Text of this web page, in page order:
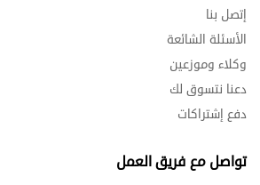
إتصل بنا
الأسئلة الشائعة
وكلاء وموزعين
دعنا نتسوق لك
دفع إشتراكات
تواصل مع فريق العمل